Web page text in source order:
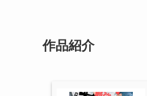
作品紹介